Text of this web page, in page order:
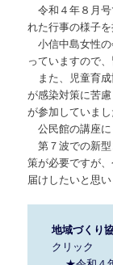
令和４年８月号
れた行事の様子を
小信中島女性
っていますので
また、児童育
が感染対策に苦
が参加していまし
公民館の講座に
第７波での新
策が必要ですが
届けしたいと思い
地域づくり
クリック